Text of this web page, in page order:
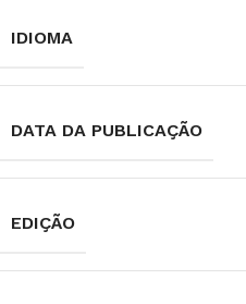
IDIOMA
DATA DA PUBLICAÇÃO
EDIÇÃO